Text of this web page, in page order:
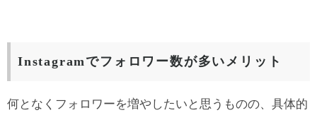
Instagramでフォロワー数が多いメリット
何となくフォロワーを増やしたいと思うものの、具体的